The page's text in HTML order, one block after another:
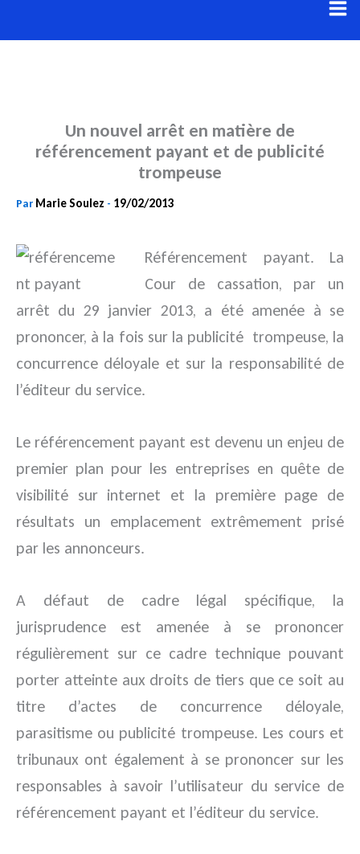
au
Un nouvel arrêt en matière de
référencement payant et de publicité
trompeuse
Par Marie Soulez - 19/02/2013
Référencement payant. La
Cour de cassation, par un
arrêt du 29 janvier 2013, a été amenée à se
prononcer, à la fois sur la publicité trompeuse, la
concurrence déloyale et sur la responsabilité de
l’éditeur du service.
Le référencement payant est devenu un enjeu de
premier plan pour les entreprises en quête de
visibilité sur internet et la première page de
résultats un emplacement extrêmement prisé
par les annonceurs.
A défaut de cadre légal spécifique, la
jurisprudence est amenée à se prononcer
régulièrement sur ce cadre technique pouvant
porter atteinte aux droits de tiers que ce soit au
titre d’actes de concurrence déloyale,
parasitisme ou publicité trompeuse. Les cours et
tribunaux ont également à se prononcer sur les
responsables à savoir l’utilisateur du service de
référencement payant et l’éditeur du service.